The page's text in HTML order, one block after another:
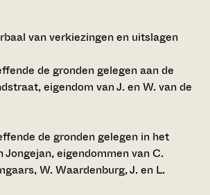
van verkiezingen en uitslagen
de gronden gelegen aan de
eigendom van J. en W. van de
de gronden gelegen in het
Jongejan, eigendommen van C.
W. Waardenburg, J. en L.